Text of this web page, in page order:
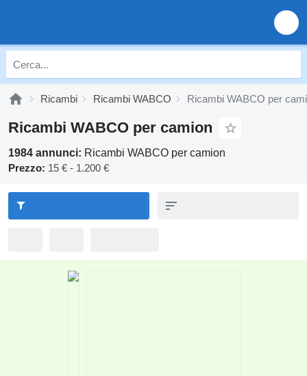
Ricambi Ricambi WABCO Ricambi WABCO per
Ricambi WABCO per camion
1984 annunci: Ricambi WABCO per camion
Prezzo: 15 € - 1.200 €